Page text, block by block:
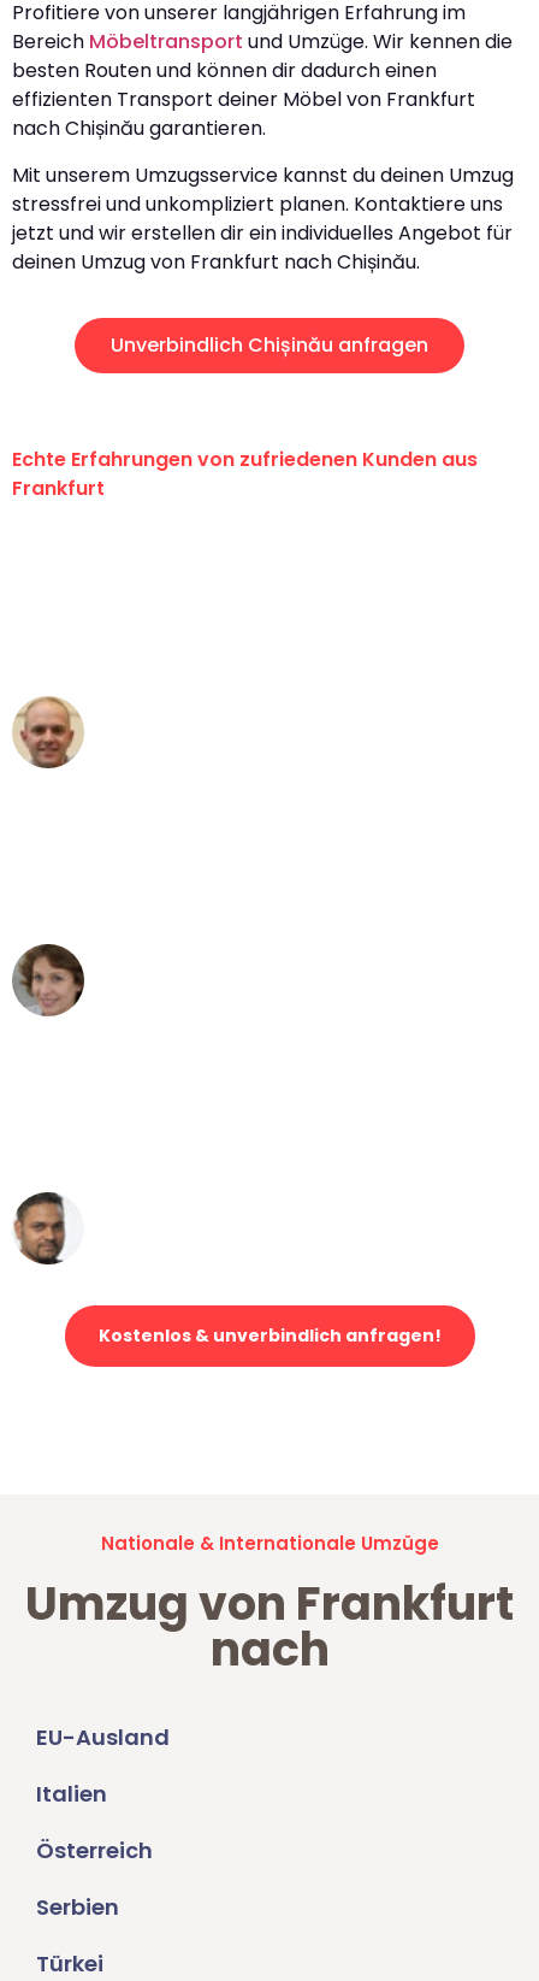
Profitiere von unserer langjährigen Erfahrung im
Bereich Möbeltransport und Umzüge. Wir kennen die
besten Routen und können dir dadurch einen
effizienten Transport deiner Möbel von Frankfurt
nach Chișinău garantieren.
Mit unserem Umzugsservice kannst du deinen Umzug
stressfrei und unkompliziert planen. Kontaktiere uns
jetzt und wir erstellen dir ein individuelles Angebot für
deinen Umzug von Frankfurt nach Chișinău.
Unverbindlich Chișinău anfragen
Echte Erfahrungen von zufriedenen Kunden aus
Frankfurt
Kostenlos & unverbindlich anfragen!
Nationale & Internationale Umzüge
Umzug von Frankfurt
nach
EU-Ausland
Italien
Österreich
Serbien
Türkei